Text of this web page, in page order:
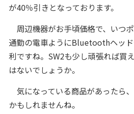
が40％引きとなっております。
周辺機器がお手頃価格で、いつポ
通勤の電車ようにBluetoothヘッ
利ですね。SW2も少し頑張れば買
はないでしょうか。
気になっている商品があったら
かもしれませんね。